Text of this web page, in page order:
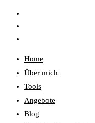
Zum
Inhalt
springen
Home
Über mich
Tools
Angebote
Blog